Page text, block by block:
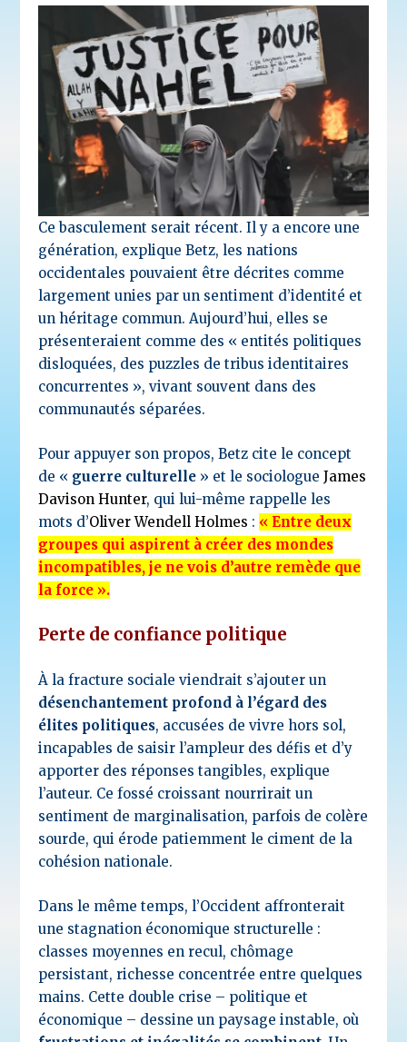
Ce basculement serait récent. Il y a encore une
génération, explique Betz, les nations
occidentales pouvaient être décrites comme
largement unies par un sentiment d’identité et
un héritage commun. Aujourd’hui, elles se
présenteraient comme des « entités politiques
disloquées, des puzzles de tribus identitaires
concurrentes », vivant souvent dans des
communautés séparées.
Pour appuyer son propos, Betz cite le concept
de « guerre culturelle » et le sociologueJames
Davison Hunter, qui lui-même rappelle les
mots d’Oliver Wendell Holmes : « Entre deux
groupes qui aspirent à créer des mondes
incompatibles, je ne vois d’autre remède que
la force ».
Perte de confiance politique
À la fracture sociale viendrait s’ajouter un
désenchantement profond à l’égard des
élites politiques, accusées de vivre hors sol,
incapables de saisir l’ampleur des défis et d’y
apporter des réponses tangibles, explique
l’auteur. Ce fossé croissant nourrirait un
sentiment de marginalisation, parfois de colère
sourde, qui érode patiemment le ciment de la
cohésion nationale.
Dans le même temps, l’Occident affronterait
une stagnation économique structurelle :
classes moyennes en recul, chômage
persistant, richesse concentrée entre quelques
mains. Cette double crise – politique et
économique – dessine un paysage instable, où